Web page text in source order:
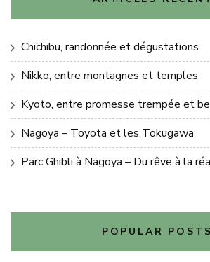
Chichibu, randonnée et dégustations
Nikko, entre montagnes et temples
Kyoto, entre promesse trempée et
Nagoya – Toyota et les Tokugawa
Parc Ghibli à Nagoya – Du rêve à la
POPULAR POSTS